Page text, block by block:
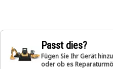
Passt dies?
Fügen Sie Ihr Gerät
oder ob es